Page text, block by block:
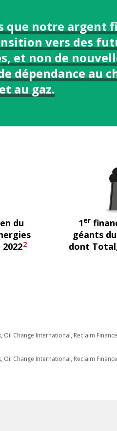
que notre argent
vers des
et non de
dépendance au
au gaz.
du
2
1er
géants
dont
Change International, Reclaim
Change International, Reclaim